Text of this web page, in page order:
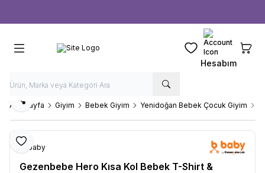
Favorilerim
Hesabım
Ana Sayfa Giyim Bebek Giyim Yenidoğan Bebek Çocuk Giyim
Favoriye Ekle
Paylaş
b-baby
Gezenbebe Hero Kısa Kol Bebek T-Shirt &